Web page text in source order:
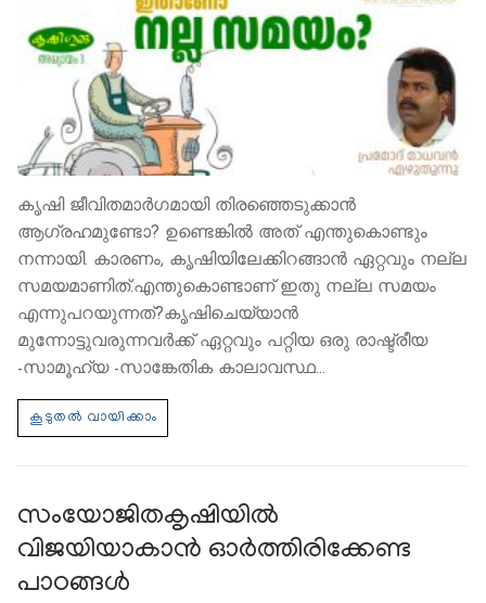
കൃഷി ജീവിതമാര്‍ഗമായി തിരഞ്ഞെടുക്കാന്‍
ആഗ്രഹമുണ്ടോ? ഉണ്ടെങ്കില്‍ അത് എന്തുകൊണ്ടും
നന്നായി. കാരണം, കൃഷിയിലേക്കിറങ്ങാന്‍ ഏറ്റവും നല്ല
സമയമാണിത്.എന്തുകൊണ്ടാണ് ഇതു നല്ല സമയം
എന്നുപറയുന്നത്?കൃഷിചെയ്യാൻ
മുന്നോട്ടുവരുന്നവർക്ക് ഏറ്റവും പറ്റിയ ഒരു രാഷ്ട്രീയ
-സാമൂഹ്യ -സാങ്കേതിക കാലാവസ്ഥ…
സംയോജിതകൃഷിയില്‍
വിജയിയാകാന്‍ ഓര്‍ത്തിരിക്കേണ്ട
പാഠങ്ങള്‍